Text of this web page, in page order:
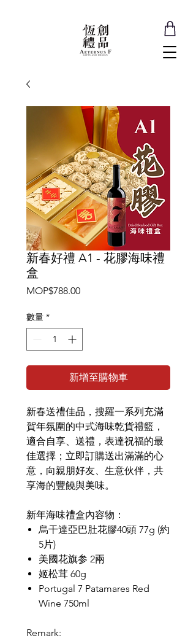
新春好禮 A1 - 花膠海味禮
盒
MOP$788.00價
數量 *
新增至購物車
新春送禮佳品，搜羅一系列充滿
賀年氛圍的中式海味乾貨禮籃，
適合自享、送禮，表達祝福的最
佳選擇；立即訂購送出滿滿的心
意，向親朋好友、生意伙伴，共
享海的豐饒與美味。
新年海味禮盒內容物：
烏干達亞巴肚花膠40頭 77g (約
5片)
美國花旗参 2兩
姬松茸 60g
Portugal 7 Patamares Red
Wine 750ml
Remark: